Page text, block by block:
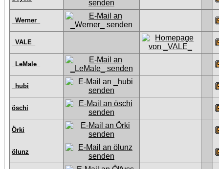
_Werner_
_VALE_
_LeMale_
_hubi
öschi
Örki
ölunz